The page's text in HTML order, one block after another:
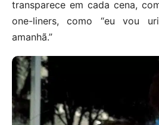
transparece em cada cena,
one-liners, como “eu vou
amanhã.”